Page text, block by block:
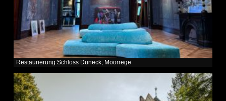
Restaurierung Schloss Düneck, Moorrege